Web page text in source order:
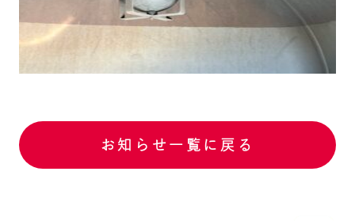
お知らせ一覧に戻る